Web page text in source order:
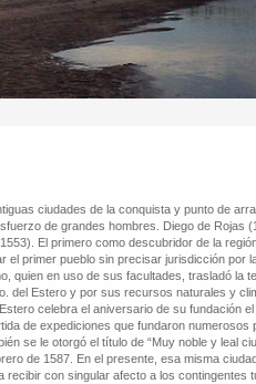
ciudades de la conquista y punto de
de grandes hombres. Diego de Rojas
El primero como descubridor de la
el primer pueblo sin precisar jurisdicción por
quien en uso de sus facultades, trasladó la
del Estero y por sus recursos naturales y
celebra el aniversario de su fundación
de expediciones que fundaron numerosos
se le otorgó el título de “Muy noble y leal
de 1587. En el presente, esa misma
recibir con singular afecto a los contingentes